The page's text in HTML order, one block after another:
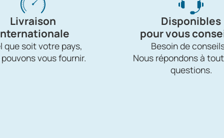
Livraison
que soit votre pays,
vous fournir.
Disponibles
pour vous
Besoin de
Nous répondons à
questions.